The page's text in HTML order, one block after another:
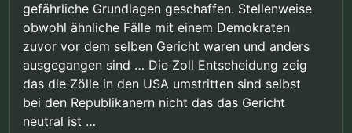
gefährliche Grundlagen geschaffen. Stellenweise
obwohl ähnliche Fälle mit einem Demokraten
zuvor vor dem selben Gericht waren und anders
ausgegangen sind … Die Zoll Entscheidung zeig
das die Zölle in den USA umstritten sind selbst
bei den Republikanern nicht das das Gericht
neutral ist …